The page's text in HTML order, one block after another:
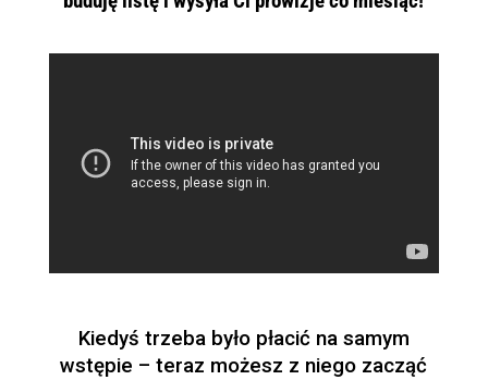
Kiedyś trzeba było płacić na samym
wstępie – teraz możesz z niego zacząć